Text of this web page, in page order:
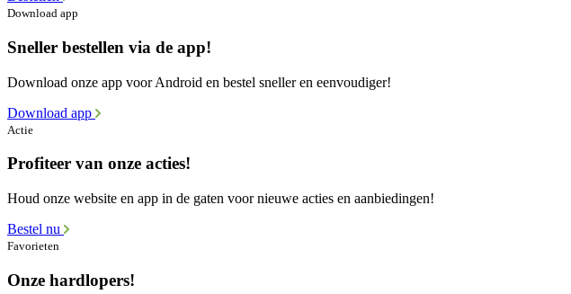
Download app
Sneller bestellen via de app!
Download onze app voor Android en bestel sneller en eenvoudiger!
Download app
Actie
Profiteer van onze acties!
Houd onze website en app in de gaten voor nieuwe acties en aanbiedingen!
Bestel nu
Favorieten
Onze hardlopers!